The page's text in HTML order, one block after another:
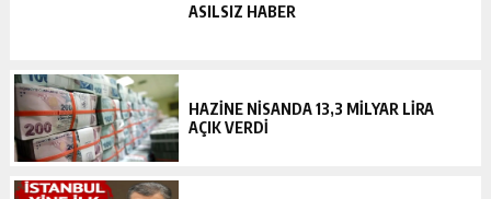
ASILSIZ HABER
HAZINE NISANDA 13,3 MILYAR LIRA
AÇIK VERDI